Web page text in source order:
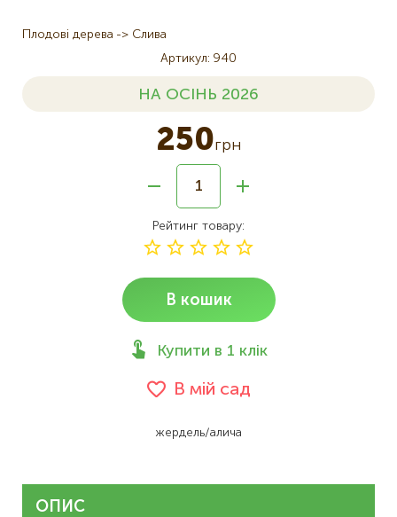
Плодові дерева
Слива
Артикул 940
НА ОСІНЬ 2026
250грн
Рейтинг товару
В кошик
Купити в 1 клік
В мій сад
жердель/алича
ОПИС